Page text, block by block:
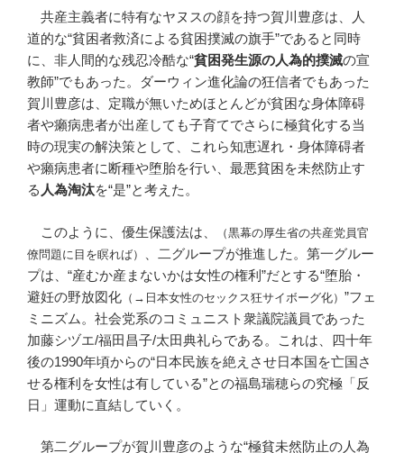
共産主義者に特有なヤヌスの顔を持つ賀川豊彦は、人
道的な“貧困者救済による貧困撲滅の旗手”であると同時
に、非人間的な残忍冷酷な“貧困発生源の人為的撲滅の宣
教師”でもあった。ダーウィン進化論の狂信者でもあった
賀川豊彦は、定職が無いためほとんどが貧困な身体障碍
者や癩病患者が出産しても子育てでさらに極貧化する当
時の現実の解決策として、これら知恵遅れ・身体障碍者
や癩病患者に断種や堕胎を行い、最悪貧困を未然防止す
る 人為淘汰を“是”と考えた。
このように、優生保護法は、
（黒幕の厚生省の共産党員官
僚問題に目を瞑れば）
、二グループが推進した。第一グルー
プは、“産むか産まないかは女性の権利”だとする“堕胎・
避妊の野放図化 （→日本女性のセックス狂サイボーグ化） ”フェ
ミニズム。社会党系のコミュニスト衆議院議員であった
加藤シヅエ/福田昌子/太田典礼らである。これは、四十年
後の1990年頃からの“日本民族を絶えさせ日本国を亡国さ
せる権利を女性は有している”との福島瑞穂らの究極「反
日」運動に直結していく。
第二グループが賀川豊彦のような“極貧未然防止の人為